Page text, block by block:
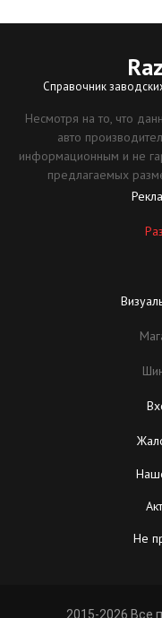
Справочник
Несмотря на то, что
авто
информационным и не
предлагаемых
Не
2015-2026 Все